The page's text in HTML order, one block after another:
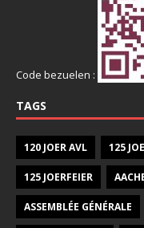
Code bezuelen :
TAGS
120 JOER AVL 125
125 JOERFEIER
ASSEMBLÉE GÉNÉRALE